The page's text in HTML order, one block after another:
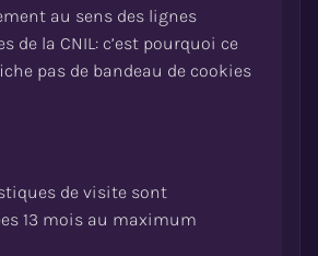
au sens des lignes
de la CNIL: c’est pourquoi ce
de visite sont